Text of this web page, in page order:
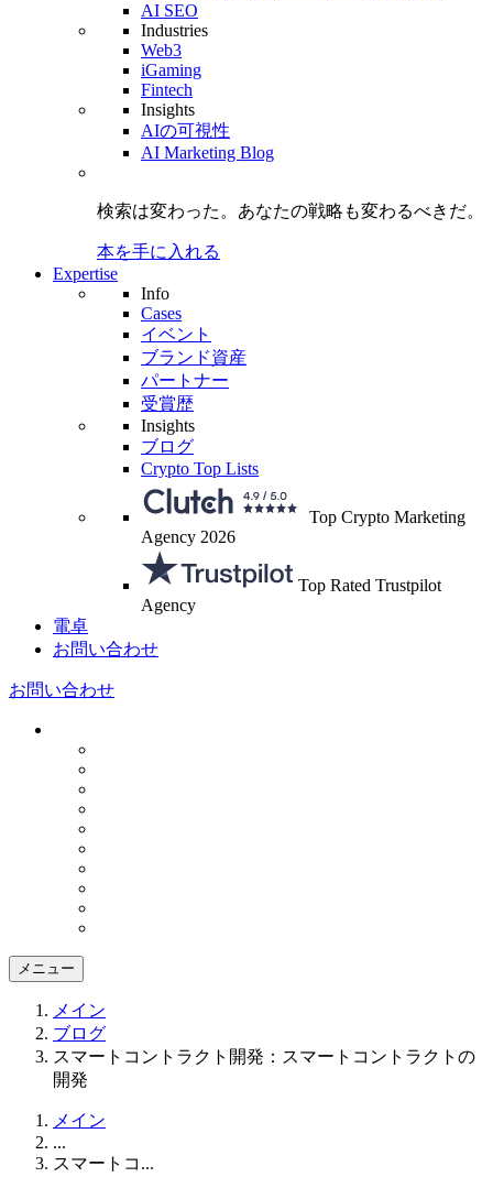
AI SEO
Industries
Web3
iGaming
Fintech
Insights
AIの可視性
AI Marketing Blog
検索は変わった。 あなたの戦略も変わるべきだ。
本を手に入れる
Expertise
Info
Cases
イベント
ブランド資産
パートナー
受賞歴
Insights
ブログ
Crypto Top Lists
Top Crypto Marketing
Agency 2026
Top Rated Trustpilot
Agency
電卓
お問い合わせ
お問い合わせ
メニュー
メイン
ブログ
スマートコントラクト開発：スマートコントラクトの
開発
メイン
...
スマートコ...